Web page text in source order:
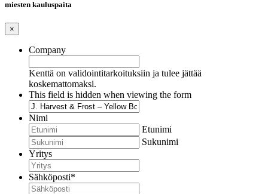
miesten kauluspaita
×
Company
Kenttä on validointitarkoituksiin ja tulee jättää
koskemattomaksi.
This field is hidden when viewing the form
Nimi
Etunimi
Sukunimi
Yritys
Sähköposti*